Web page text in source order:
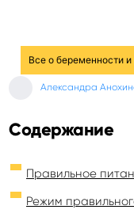
Все о беременности и
Александра
Содержание
Правильное
Режим